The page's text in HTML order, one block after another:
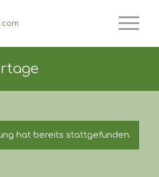
hat bereits stattgefunden.